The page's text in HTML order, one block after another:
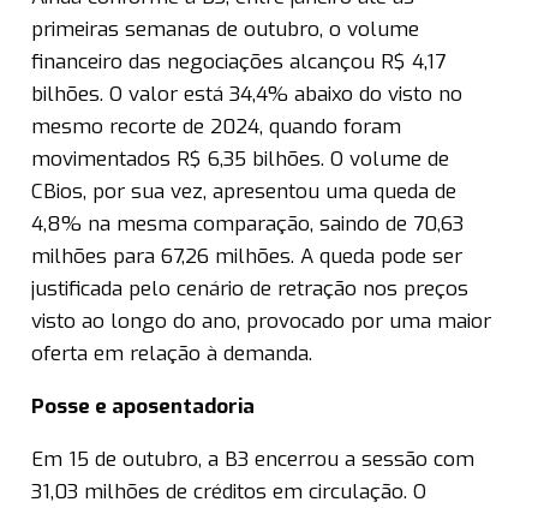
primeiras semanas de outubro, o volume
financeiro das negociações alcançou R$ 4,17
bilhões. O valor está 34,4% abaixo do visto no
mesmo recorte de 2024, quando foram
movimentados R$ 6,35 bilhões. O volume de
CBios, por sua vez, apresentou uma queda de
4,8% na mesma comparação, saindo de 70,63
milhões para 67,26 milhões. A queda pode ser
justificada pelo cenário de retração nos preços
visto ao longo do ano, provocado por uma maior
oferta em relação à demanda.
Posse e aposentadoria
Em 15 de outubro, a B3 encerrou a sessão com
31,03 milhões de créditos em circulação. O